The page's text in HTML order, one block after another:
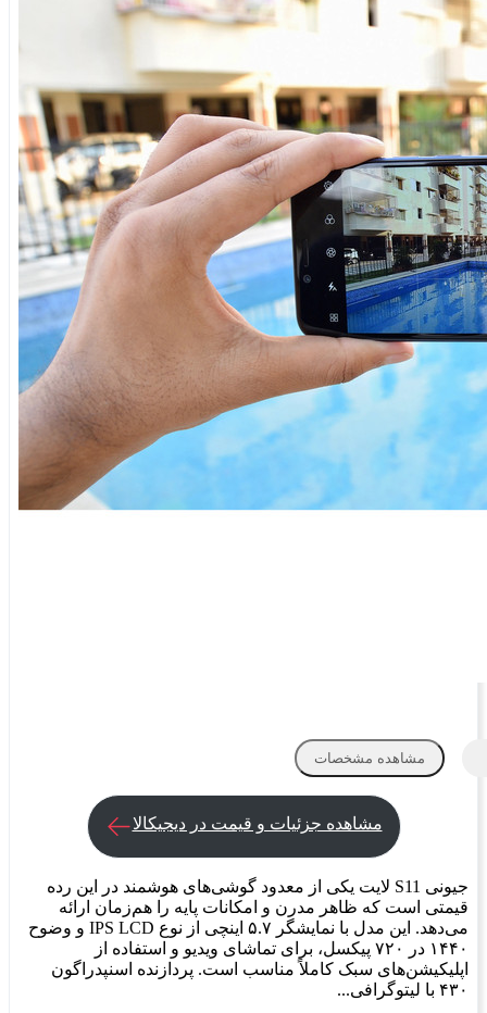
مشاهده مشخصات
مشاهده جزئیات و قیمت در دیجیکالا
جیونی S11 لایت یکی از معدود گوشی‌های هوشمند در این رده
قیمتی است که ظاهر مدرن و امکانات پایه را هم‌زمان ارائه
می‌دهد. این مدل با نمایشگر ۵.۷ اینچی از نوع IPS LCD و وضوح
۱۴۴۰ در ۷۲۰ پیکسل، برای تماشای ویدیو و استفاده از
اپلیکیشن‌های سبک کاملاً مناسب است. پردازنده اسنپدراگون
۴۳۰ با لیتوگرافی...